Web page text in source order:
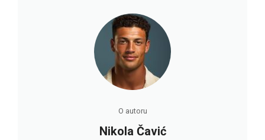
O autoru
Nikola Čavić